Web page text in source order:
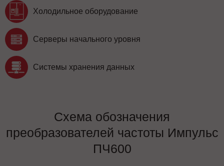
Холодильное оборудование
Серверы начального уровня
Системы хранения данных
Схема обозначения
преобразователей частоты Импульс
ПЧ600